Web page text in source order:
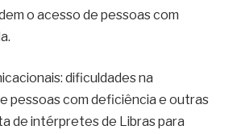
o acesso de pessoas com
dificuldades na
pessoas com deficiência e outras
de intérpretes de Libras para